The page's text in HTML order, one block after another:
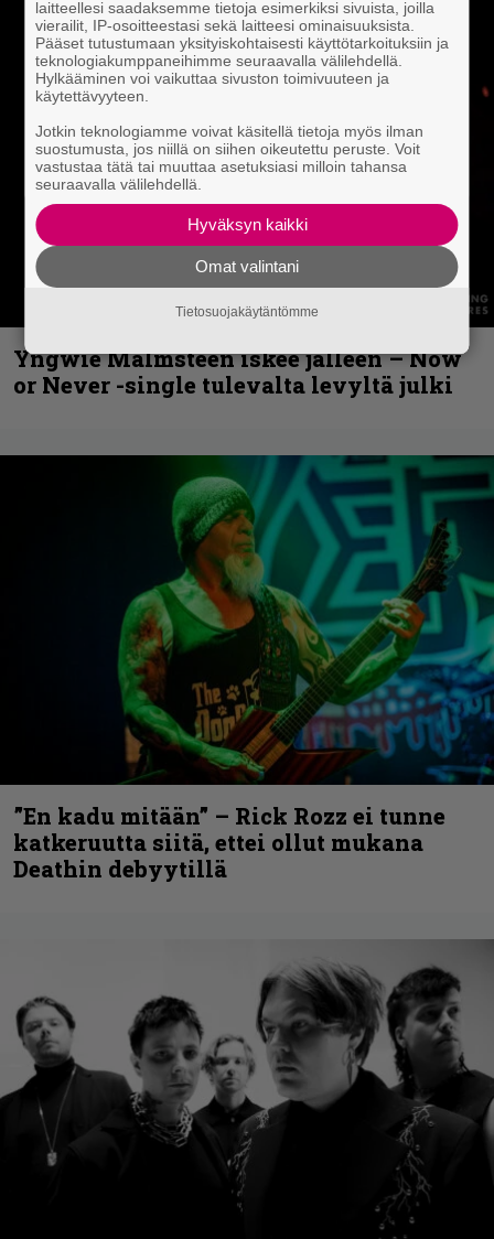
Yngwie Malmsteen iskee jälleen – Now
or Never -single tulevalta levyltä julki
”En kadu mitään” – Rick Rozz ei tunne
katkeruutta siitä, ettei ollut mukana
Deathin debyytillä
laitteellesi saadaksemme tietoja esimerkiksi sivuista, joilla
vierailit, IP-osoitteestasi sekä laitteesi ominaisuuksista.
Pääset tutustumaan yksityiskohtaisesti käyttötarkoituksiin ja
teknologiakumppaneihimme seuraavalla välilehdellä.
Hylkääminen voi vaikuttaa sivuston toimivuuteen ja
käytettävyyteen.
Jotkin teknologiamme voivat käsitellä tietoja myös ilman
suostumusta, jos niillä on siihen oikeutettu peruste. Voit
vastustaa tätä tai muuttaa asetuksiasi milloin tahansa
seuraavalla välilehdellä.
Hyväksyn kaikki
Omat valintani
Tietosuojakäytäntömme